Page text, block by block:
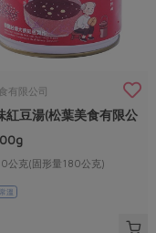
有限公司
紅豆湯(松葉美食有限公
公克(固形量180公克)
常溫